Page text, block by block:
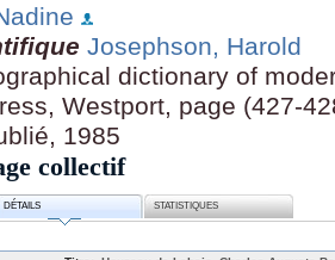
Josephson, Harold
dictionary of
Westport, page (427-
1985
collectif
DÉTAILS STATISTIQUES